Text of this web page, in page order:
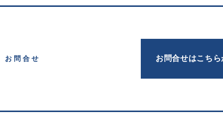
お問合せ お問合せはこちら